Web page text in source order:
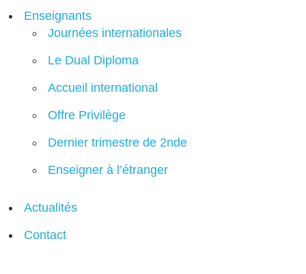
Enseignants
Journées internationales
Le Dual Diploma
Accueil international
Offre Privilège
Dernier trimestre de 2nde
Enseigner à l’étranger
Actualités
Contact